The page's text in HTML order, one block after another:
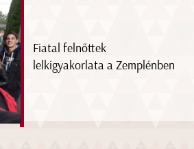
Fiatal felnőttek
lelkigyakorlata a Zemplénben